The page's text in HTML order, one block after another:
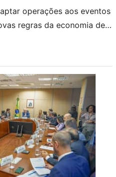
operações aos eventos
regras da economia de